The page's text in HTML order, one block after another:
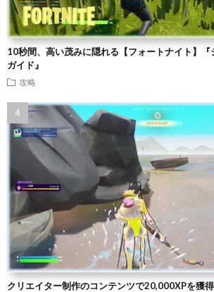
10秒間、高い茂みに隠れる【フォートナイト】
ガイド』
攻略
クリエイター制作のコンテンツで20,000XPを獲